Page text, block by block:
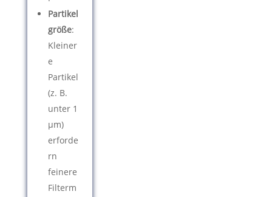
Partikel
größe:
Kleiner
e
Partikel
(z. B.
unter 1
µm)
erforde
rn
feinere
Filterm